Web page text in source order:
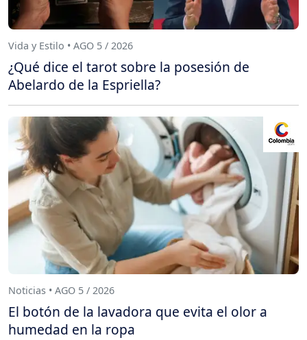
Vida y Estilo • AGO 5 / 2026
¿Qué dice el tarot sobre la posesión de
Abelardo de la Espriella?
Noticias • AGO 5 / 2026
El botón de la lavadora que evita el olor a
humedad en la ropa